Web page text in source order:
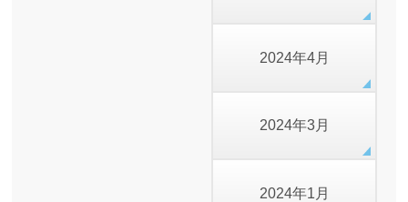
2024年4月
2024年3月
2024年1月